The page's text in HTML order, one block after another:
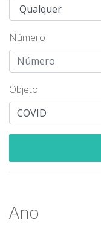
Número
Objeto
Ano